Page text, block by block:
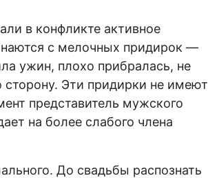
в конфликте активное
с мелочных придирок —
ужин, плохо прибралась, не
сторону. Эти придирки не имеют
представитель мужского
на более слабого члена
До свадьбы распознать